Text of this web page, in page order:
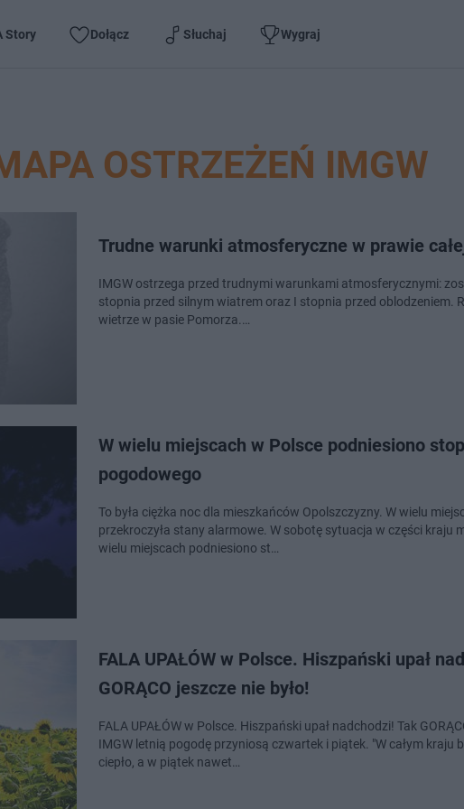
Story Dołącz Słuchaj Wygraj
OSTRZEŻEŃ IMGW
Trudne warunki atmosferyczne w prawie
IMGW ostrzega przed trudnymi warunkami atmosferycznymi:
stopnia przed silnym wiatrem oraz I stopnia przed oblodzeniem.
wietrze w pasie Pomorza.…
W wielu miejscach w Polsce podniesiono
pogodowego
To była ciężka noc dla mieszkańców Opolszczyzny. W wielu
przekroczyła stany alarmowe. W sobotę sytuacja w części kraju
wielu miejscach podniesiono st…
FALA UPAŁÓW w Polsce. Hiszpański upał
GORĄCO jeszcze nie było!
FALA UPAŁÓW w Polsce. Hiszpański upał nadchodzi! Tak
IMGW letnią pogodę przyniosą czwartek i piątek. "W całym kraju
ciepło, a w piątek nawet…